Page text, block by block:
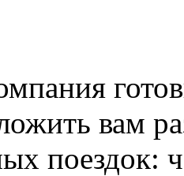
вам
поездок: